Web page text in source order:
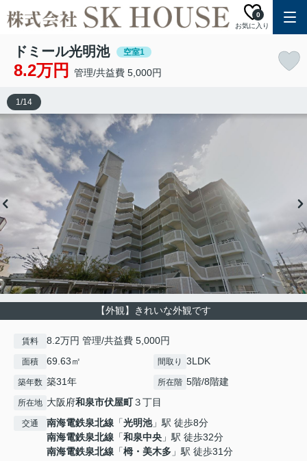
お気に入り
0
ドミール光明池 空室1
8.2万円 管理/共益費 5,000円
【外観】きれいな外観です
1/14
賃料 8.2万円 管理/共益費 5,000円
面積 69.63㎡ 間取り 3LDK
築年数 築31年 所在階 5階/8階建
所在地 大阪府和泉市伏屋町３丁目
交通 南海電鉄泉北線 「光明池」駅 徒歩8分
南海電鉄泉北線 「和泉中央 」駅 徒歩32分
南海電鉄泉北線 「栂・美木多 」駅 徒歩31分